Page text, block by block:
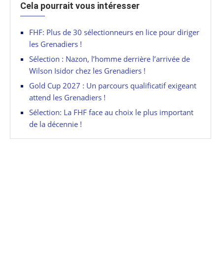
Cela pourrait vous intéresser
FHF: Plus de 30 sélectionneurs en lice pour diriger
les Grenadiers !
Sélection : Nazon, l’homme derrière l’arrivée de
Wilson Isidor chez les Grenadiers !
Gold Cup 2027 : Un parcours qualificatif exigeant
attend les Grenadiers !
Sélection: La FHF face au choix le plus important
de la décennie !